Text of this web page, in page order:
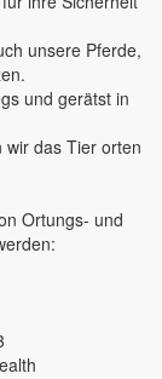
unsere Pferde,
und gerätst in
wir das Tier orten
Ortungs- und